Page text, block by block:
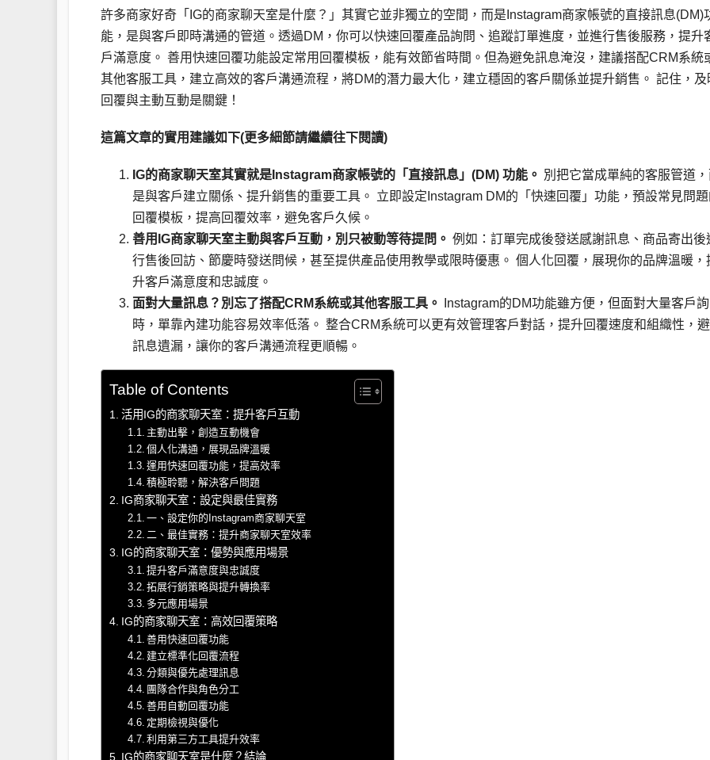
許多商家好奇「IG的商家聊天室是什麼？」其實它並非獨立的空間，而是Instagram商家帳號的直接訊息(DM)
能，是與客戶即時溝通的管道。透過DM，你可以快速回覆產品詢問、追蹤訂單進度，並進行售後服務，提升
戶滿意度。 善用快速回覆功能設定常用回覆模板，能有效節省時間。但為避免訊息淹沒，建議搭配CRM系統
其他客服工具，建立高效的客戶溝通流程，將DM的潛力最大化，建立穩固的客戶關係並提升銷售。 記住，及
回覆與主動互動是關鍵！
這篇文章的實用建議如下(更多細節請繼續往下閱讀)
IG的商家聊天室其實就是Instagram商家帳號的「直接訊息」(DM) 功能。 別把它當成單純的客服管道，
是與客戶建立關係、提升銷售的重要工具。 立即設定Instagram DM的「快速回覆」功能，預設常見問題
回覆模板，提高回覆效率，避免客戶久候。
善用IG商家聊天室主動與客戶互動，別只被動等待提問。 例如：訂單完成後發送感謝訊息、商品寄出後
行售後回訪、節慶時發送問候，甚至提供產品使用教學或限時優惠。 個人化回覆，展現你的品牌溫暖，
升客戶滿意度和忠誠度。
面對大量訊息？別忘了搭配CRM系統或其他客服工具。
Instagram的DM功能雖方便，但面對大量客戶
時，單靠內建功能容易效率低落。 整合CRM系統可以更有效管理客戶對話，提升回覆速度和組織性，
訊息遺漏，讓你的客戶溝通流程更順暢。
Table of Contents
活用IG的商家聊天室：提升客戶互動
主動出擊，創造互動機會
個人化溝通，展現品牌溫暖
運用快速回覆功能，提高效率
積極聆聽，解決客戶問題
IG商家聊天室：設定與最佳實務
一、設定你的Instagram商家聊天室
二、最佳實務：提升商家聊天室效率
IG的商家聊天室：優勢與應用場景
提升客戶滿意度與忠誠度
拓展行銷策略與提升轉換率
多元應用場景
IG的商家聊天室：高效回覆策略
善用快速回覆功能
建立標準化回覆流程
分類與優先處理訊息
團隊合作與角色分工
善用自動回覆功能
定期檢視與優化
利用第三方工具提升效率
IG的商家聊天室是什麼？結論